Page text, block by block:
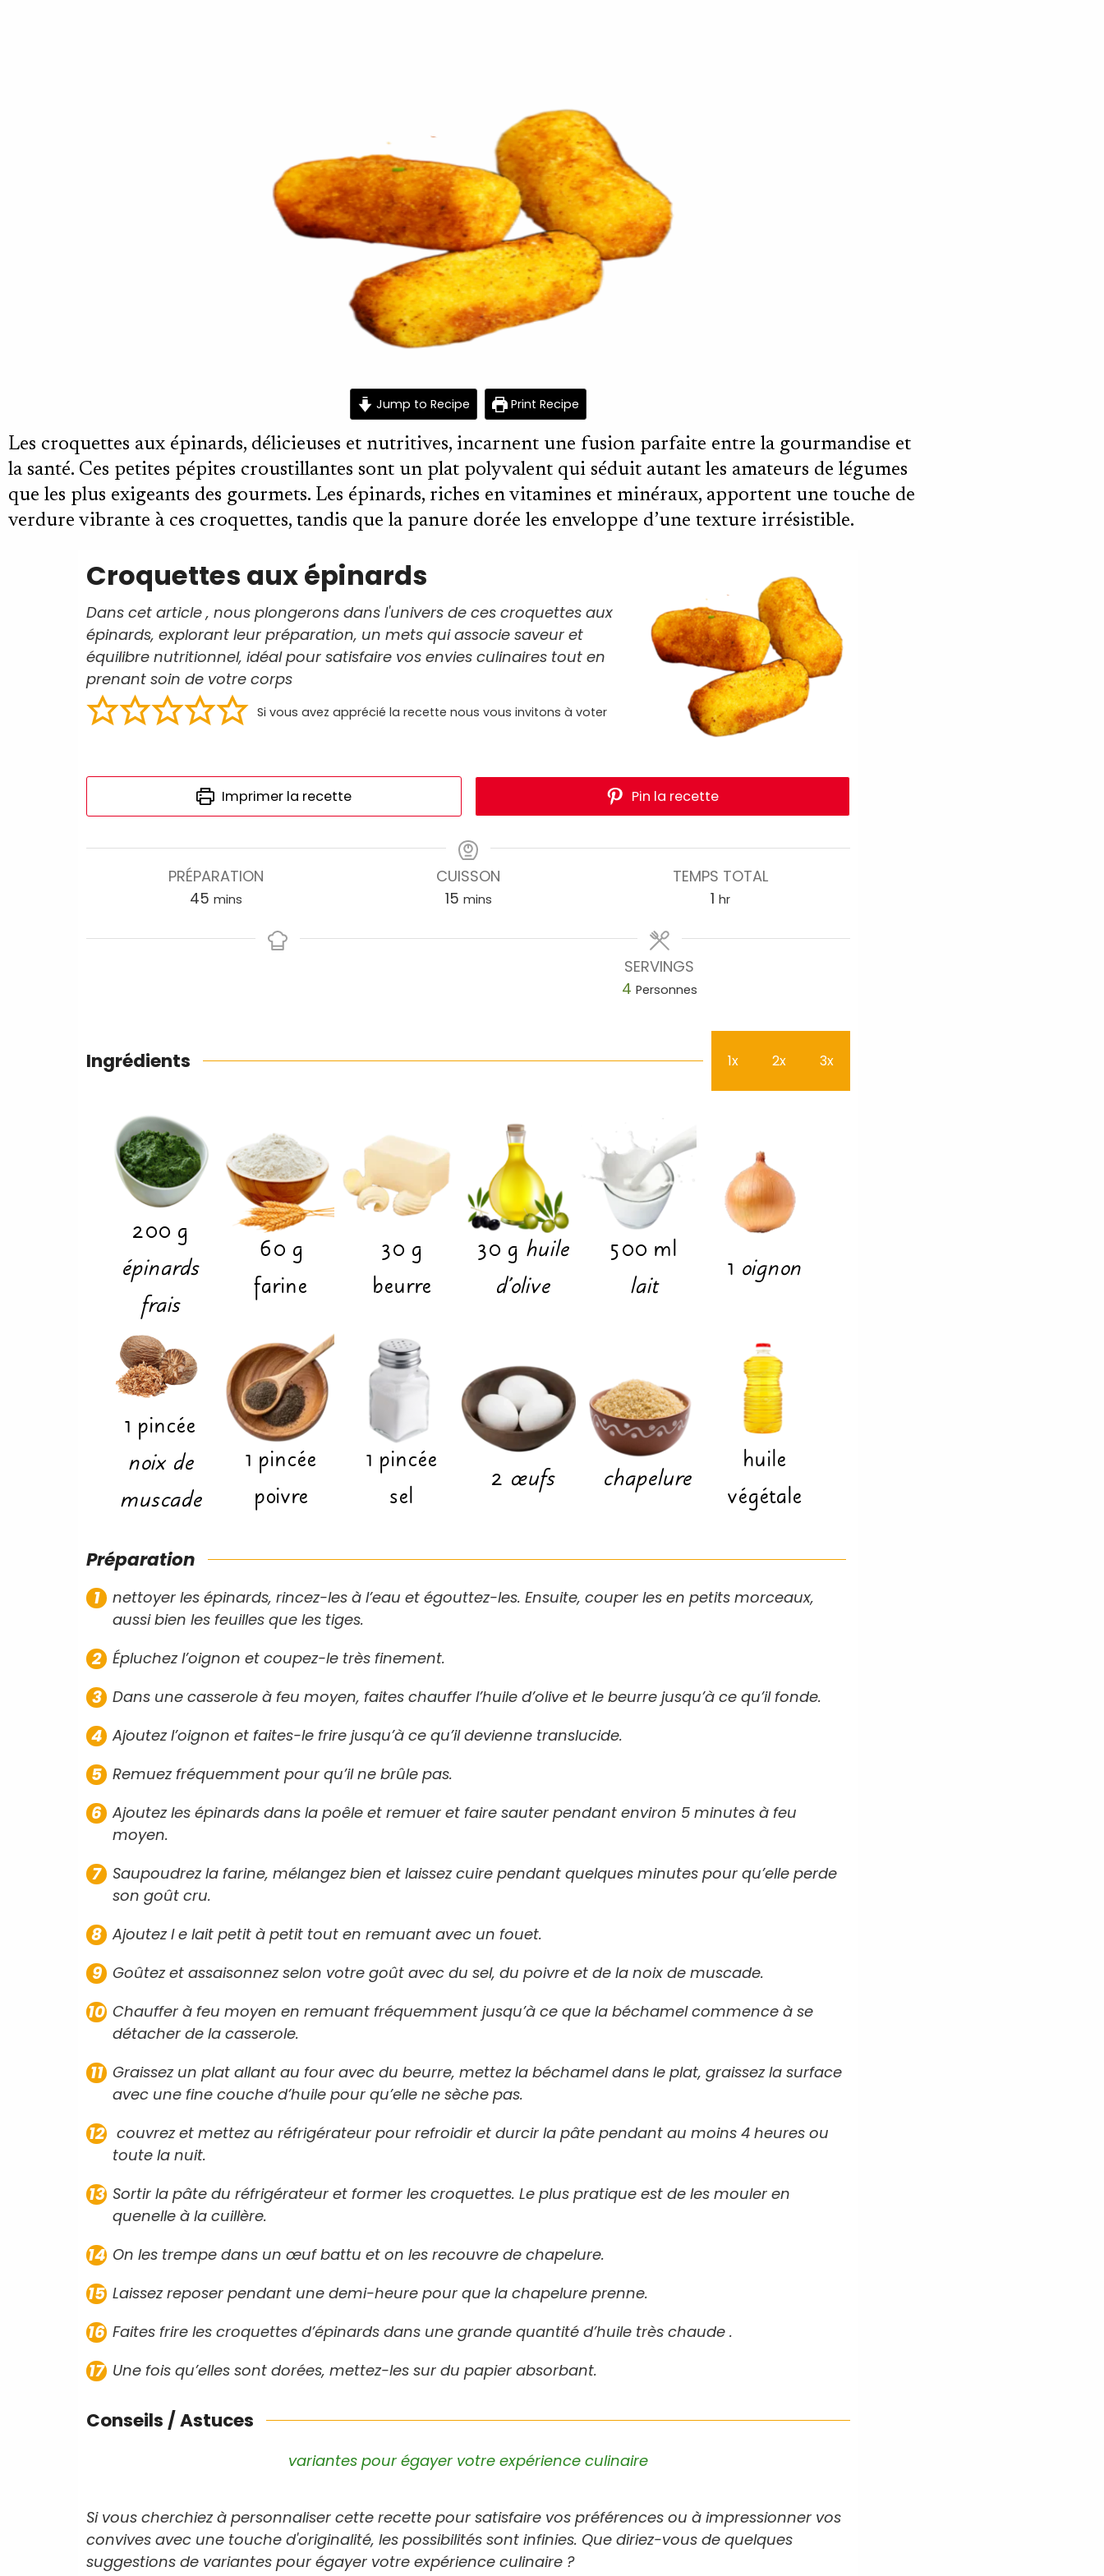
Jump to Recipe Print Recipe
Les croquettes aux épinards, délicieuses et nutritives, incarnent une fusion parfaite entre la gourmandise et
la santé. Ces petites pépites croustillantes sont un plat polyvalent qui séduit autant les amateurs de légumes
que les plus exigeants des gourmets. Les épinards, riches en vitamines et minéraux, apportent une touche de
verdure vibrante à ces croquettes, tandis que la panure dorée les enveloppe d’une texture irrésistible.
Croquettes aux épinards
Dans cet article , nous plongerons dans l'univers de ces croquettes aux
épinards, explorant leur préparation, un mets qui associe saveur et
équilibre nutritionnel, idéal pour satisfaire vos envies culinaires tout en
prenant soin de votre corps
Si vous avez apprécié la recette nous vous invitons à voter
Imprimer la recette Pin la recette
PRÉPARATION
45 mins
CUISSON
15
minutes
mins
TEMPS TOTAL
1 hr
SERVINGS
4 Personnes
Ingrédients 1x 2x 3x
200 g
épinards
frais
60 g
farine
30 g
beurre
30 g huile
d’olive
500 ml
lait
1 oignon
1 pincée
noix de
muscade
1 pincée
poivre
1 pincée
sel
2 œufs chapelure
huile
végétale
Préparation
nettoyer les épinards, rincez-les à l’eau et égouttez-les. Ensuite, couper les en petits morceaux,
aussi bien les feuilles que les tiges.
Épluchez l’oignon et coupez-le très finement.
Dans une casserole à feu moyen, faites chauffer l’huile d’olive et le beurre jusqu’à ce qu’il fonde.
Ajoutez l’oignon et faites-le frire jusqu’à ce qu’il devienne translucide.
Remuez fréquemment pour qu’il ne brûle pas.
Ajoutez les épinards dans la poêle et remuer et faire sauter pendant environ 5 minutes à feu
moyen.
Saupoudrez la farine, mélangez bien et laissez cuire pendant quelques minutes pour qu’elle perde
son goût cru.
Ajoutez l e lait petit à petit tout en remuant avec un fouet.
Goûtez et assaisonnez selon votre goût avec du sel, du poivre et de la noix de muscade.
Chauffer à feu moyen en remuant fréquemment jusqu’à ce que la béchamel commence à se
détacher de la casserole.
Graissez un plat allant au four avec du beurre, mettez la béchamel dans le plat, graissez la surface
avec une fine couche d’huile pour qu’elle ne sèche pas.
couvrez et mettez au réfrigérateur pour refroidir et durcir la pâte pendant au moins 4 heures ou
toute la nuit.
Sortir la pâte du réfrigérateur et former les croquettes. Le plus pratique est de les mouler en
quenelle à la cuillère.
On les trempe dans un œuf battu et on les recouvre de chapelure.
Laissez reposer pendant une demi-heure pour que la chapelure prenne.
Faites frire les croquettes d’épinards dans une grande quantité d’huile très chaude .
Une fois qu’elles sont dorées, mettez-les sur du papier absorbant.
Conseils / Astuces
variantes pour égayer votre expérience culinaire
Si vous cherchiez à personnaliser cette recette pour satisfaire vos préférences ou à impressionner vos
convives avec une touche d'originalité, les possibilités sont infinies. Que diriez-vous de quelques
suggestions de variantes pour égayer votre expérience culinaire ?